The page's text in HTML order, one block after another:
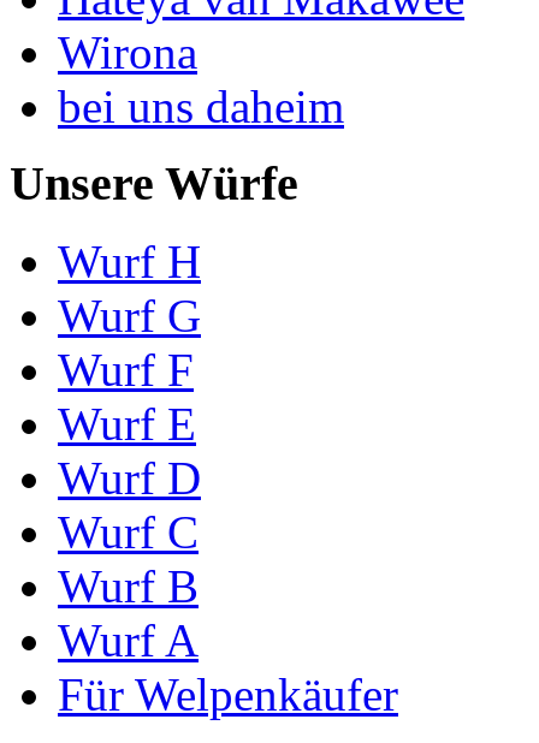
Wirona
bei uns daheim
Unsere Würfe
Wurf H
Wurf G
Wurf F
Wurf E
Wurf D
Wurf C
Wurf B
Wurf A
Für Welpenkäufer